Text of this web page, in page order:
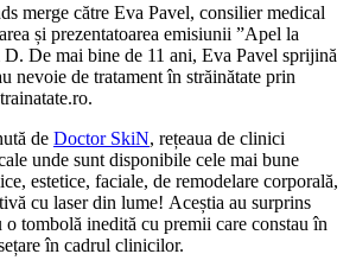
merge către Eva Pavel, consilier medical
și prezentatoarea emisiunii ”Apel la
De mai bine de 11 ani, Eva Pavel sprijină
nevoie de tratament în străinătate prin
de Doctor SkiN, rețeaua de clinici
unde sunt disponibile cele mai bune
estetice, faciale, de remodelare corporală,
cu laser din lume! Aceștia au surprins
tombolă inedită cu premii care constau în
în cadrul clinicilor.